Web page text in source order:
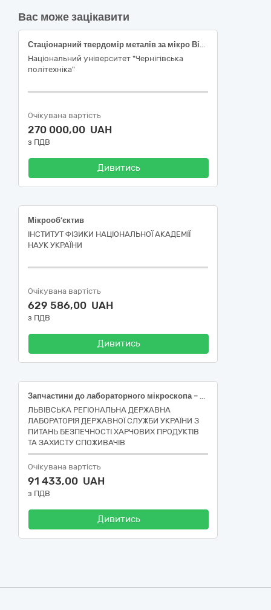
Вас може зацікавити
Стаціонарний твердомір металів за мікро Віккерсом
Національний університет "Чернігівська
політехніка"
Очікувана вартість
270 000,00 UAH
з ПДВ
Дивитись
Мікрооб’єктив
ІНСТИТУТ ФІЗИКИ НАЦІОНАЛЬНОЇ АКАДЕМІЇ
НАУК УКРАЇНИ
Очікувана вартість
629 586,00 UAH
з ПДВ
Дивитись
Запчастини до лабораторного мікроскопа – об’єктив
ЛЬВІВСЬКА РЕГІОНАЛЬНА ДЕРЖАВНА
ЛАБОРАТОРІЯ ДЕРЖАВНОЇ СЛУЖБИ УКРАЇНИ З
ПИТАНЬ БЕЗПЕЧНОСТІ ХАРЧОВИХ ПРОДУКТІВ
ТА ЗАХИСТУ СПОЖИВАЧІВ
Очікувана вартість
91 433,00 UAH
з ПДВ
Дивитись